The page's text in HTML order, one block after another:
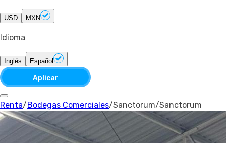
USD MXN
Idioma
Inglés Español
Aplicar
Renta/ Bodegas Comerciales/Sanctorum/Sanctorum